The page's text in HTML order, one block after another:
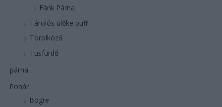
Fánk Párna
Tárolós ülőke puff
Törölköző
Tusfürdő
párna
Pohár
Bögre